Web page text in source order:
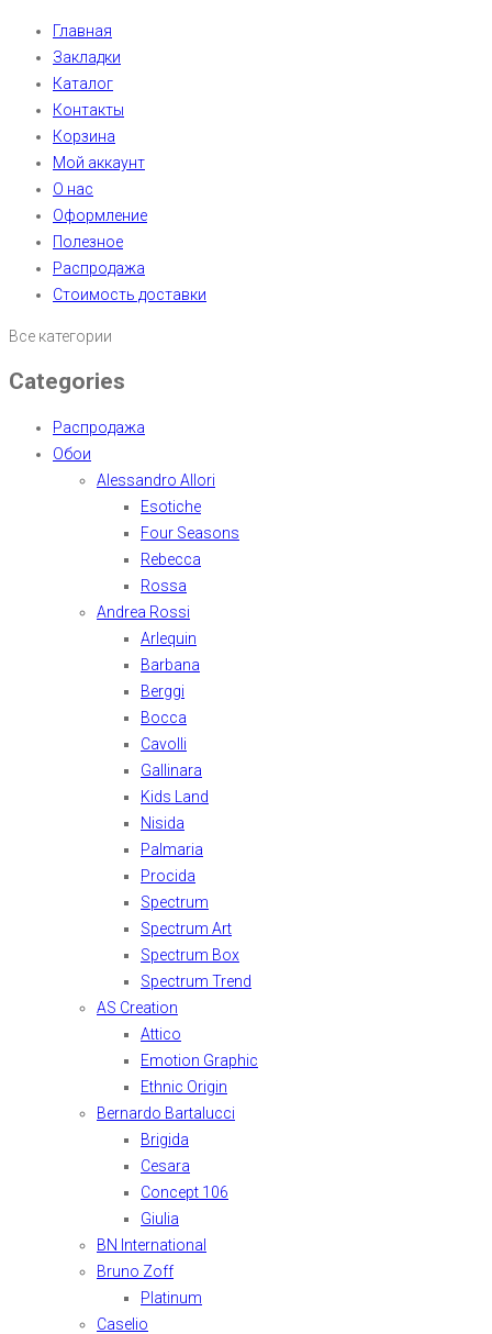
Главная
Закладки
Каталог
Контакты
Корзина
Мой аккаунт
О нас
Оформление
Полезное
Распродажа
Стоимость доставки
Все категории
Categories
Распродажа
Обои
Alessandro Allori
Esotiche
Four Seasons
Rebecca
Rossa
Andrea Rossi
Arlequin
Barbana
Berggi
Bocca
Cavolli
Gallinara
Kids Land
Nisida
Palmaria
Procida
Spectrum
Spectrum Art
Spectrum Box
Spectrum Trend
AS Creation
Attico
Emotion Graphic
Ethnic Origin
Bernardo Bartalucci
Brigida
Cesara
Concept 106
Giulia
BN International
Bruno Zoff
Platinum
Caselio